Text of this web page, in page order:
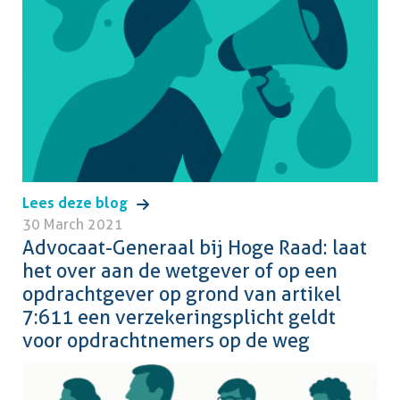
Lees deze blog
30 March 2021
Advocaat-Generaal bij Hoge Raad: laat
het over aan de wetgever of op een
opdrachtgever op grond van artikel
7:611 een verzekeringsplicht geldt
voor opdrachtnemers op de weg